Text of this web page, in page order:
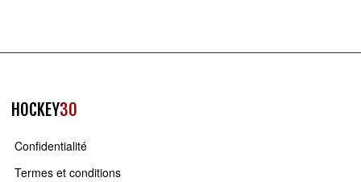
HOCKEY30
Confidentialité
Termes et conditions